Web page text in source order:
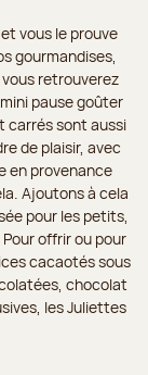
vous le prouve
gourmandises,
retrouverez
pause goûter
sont aussi
de plaisir, avec
en provenance
Ajoutons à cela
pour les petits,
offrir ou pour
cacaotés sous
chocolat
les Juliettes